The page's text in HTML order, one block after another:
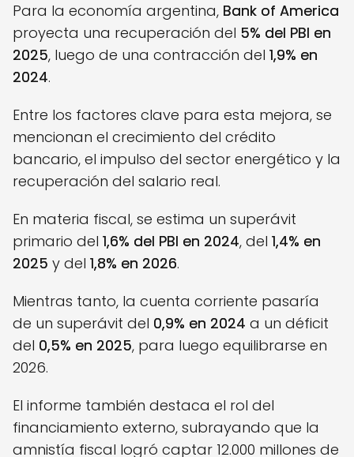
Para la economía argentina, Bank of America
proyecta una recuperación del 5% del PBI en
2025, luego de una contracción del 1,9% en
2024.
Entre los factores clave para esta mejora, se
mencionan el crecimiento del crédito
bancario, el impulso del sector energético y la
recuperación del salario real.
En materia fiscal, se estima un superávit
primario del 1,6% del PBI en 2024, del 1,4% en
2025 y del 1,8% en 2026.
Mientras tanto, la cuenta corriente pasaría
de un superávit del 0,9% en 2024 a un déficit
del 0,5% en 2025, para luego equilibrarse en
2026.
El informe también destaca el rol del
financiamiento externo, subrayando que la
amnistía fiscal logró captar 12.000 millones de